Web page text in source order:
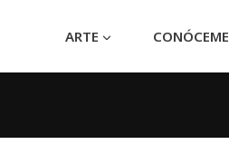
ARTE CONÓCEME